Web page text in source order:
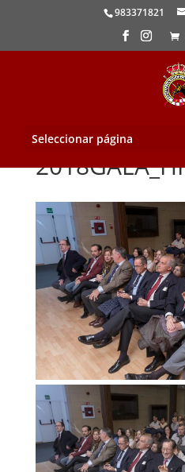
983371821
Seleccionar página